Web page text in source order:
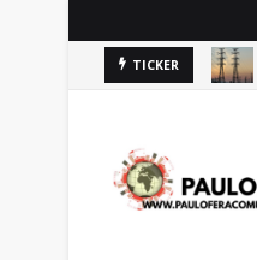
TICKER